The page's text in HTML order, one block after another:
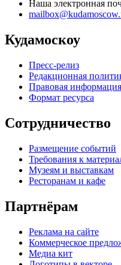
Наша электронная
Кудамоскоу
Пресс-релиз
Редакционная
Правовая информация
Формат ресурса
Сотрудничество
Размещение событий
Требования к
Музеям и выставкам
Ресторанам и кафе
Партнёрам
Реклама на сайте
Коммерческое
Медиа кит